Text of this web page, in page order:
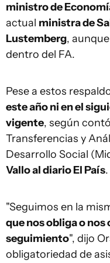
ministro de
actual ministra de
Lustemberg,
dentro del FA.
Pese a estos
este año ni en el
vigente, según
Transferencias y
Desarrollo Social
Vallo al diario El País.
"Seguimos en la
que nos obliga o nos
seguimiento", dijo
obligatoriedad de